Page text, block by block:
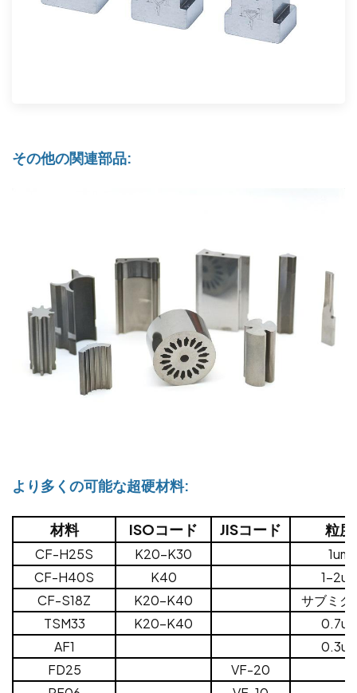
その他の関連部品:
より多くの可能な超硬材料:
材料 ISOコード JISコード 粒度
CF-H25S K20-K30
1um
CF-H40S
K40
1-
CF-S18Z
K20-K40
サブミク
TSM33
K20-K40
AF1
FD25
VF-20